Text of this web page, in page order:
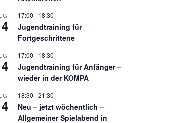
17:00 - 18:30
Jugendtraining für
Fortgeschrittene
17:00 - 18:30
Jugendtraining für Anfänger –
wieder in der KOMPA
18:30 -21:30
Neu – jetzt wöchentlich –
Allgemeiner Spielabend in